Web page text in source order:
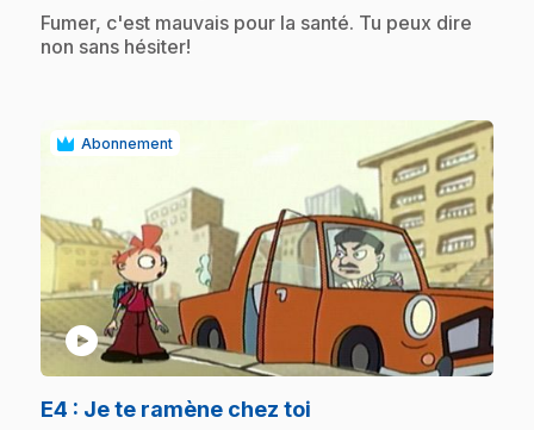
.Fumer, c'est mauvais pour la santé. Tu peux dire
non sans hésiter!
Abonnement
play_circle
E4 : Je te ramène chez toi